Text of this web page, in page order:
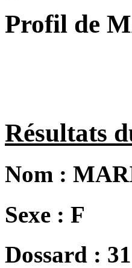
Profil de
Résultats
Nom :
Sexe : F
Dossard : 31